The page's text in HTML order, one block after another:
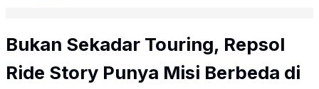
Bukan Sekadar Touring, Repsol
Ride Story Punya Misi Berbeda di